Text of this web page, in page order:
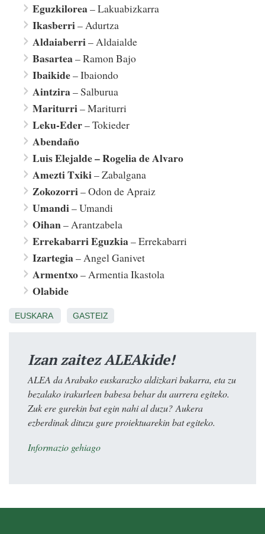
Eguzkilorea– Lakuabizkarra
Ikasberri– Adurtza
Aldaiaberri– Aldaialde
Basartea– Ramon Bajo
Ibaikide– Ibaiondo
Aintzira– Salburua
Mariturri– Mariturri
Leku-Eder– Tokieder
Abendaño
Luis Elejalde – Rogelia de Alvaro
Amezti Txiki– Zabalgana
Zokozorri– Odon de Apraiz
Umandi– Umandi
Oihan– Arantzabela
Errekabarri Eguzkia– Errekabarri
Izartegia– Angel Ganivet
Armentxo– Armentia Ikastola
Olabide
EUSKARA GASTEIZ
Izan zaitez ALEAkide!
ALEA da Arabako euskarazko aldizkari bakarra, eta zu
bezalako irakurleen babesa behar du aurrera egiteko.
Zuk ere gurekin bat egin nahi al duzu? Aukera
ezberdinak dituzu gure proiektuarekin bat egiteko.
Informazio gehiago